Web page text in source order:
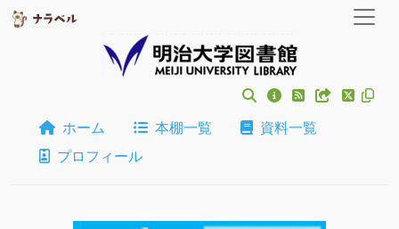
ホーム 本棚一覧
資料一覧
プロフィール